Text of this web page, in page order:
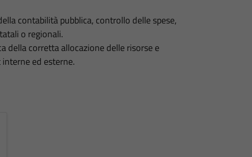
contabilità pubblica, controllo delle spese,
o regionali.
della corretta allocazione delle risorse e
ed esterne.